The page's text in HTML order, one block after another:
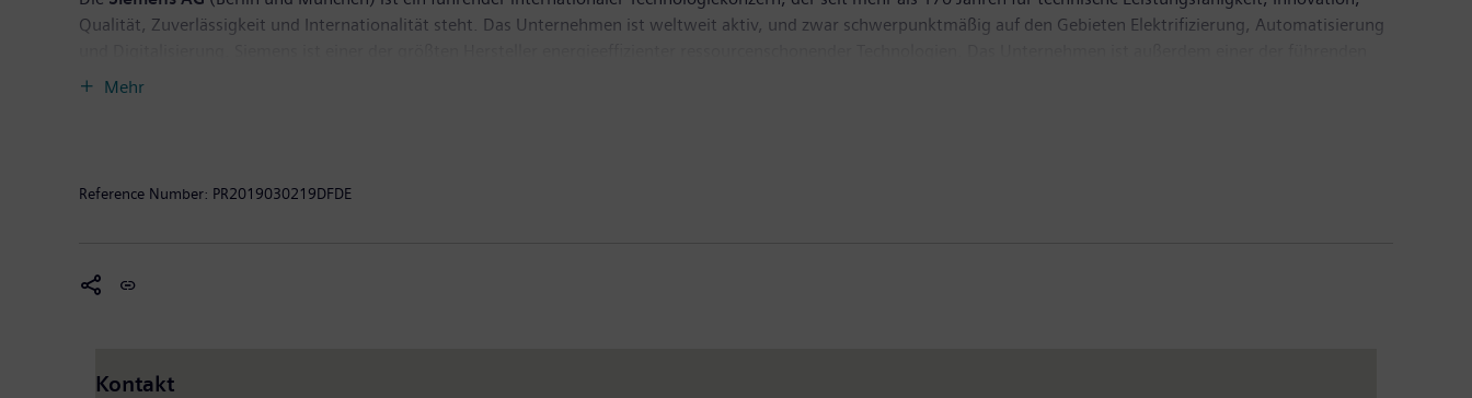
Qualität, Zuverlässigkeit und Internationalität steht. Das Unternehmen ist weltweit aktiv, und zwar schwerpunktmäßig auf den Gebieten Elektrifizierung, Automatisierung
Anbieter effizienter Stromerzeugungs- und Stromübertragungslösungen, Pionier bei Infrastrukturlösungen sowie bei Automatisierungs-, Antriebs- und Softwarelösungen
Mehr
Reference Number: PR2019030219DFDE
Kontakt